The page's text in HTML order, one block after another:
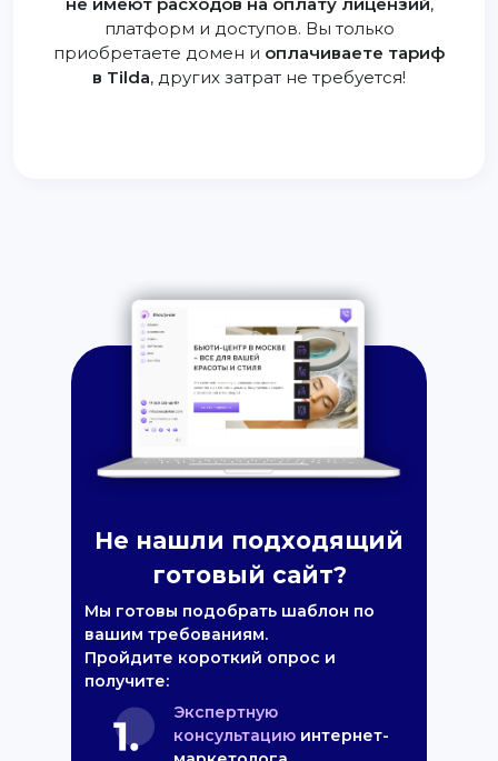
платформ и доступов. Вы только
приобретаете домен и оплачиваете тариф
в Tilda, других затрат не требуется!
Не нашли подходящий
готовый сайт?
Мы готовы подобрать шаблон по
вашим требованиям.
Пройдите короткий опрос и
получите:
Экспертную
консультацию интернет-